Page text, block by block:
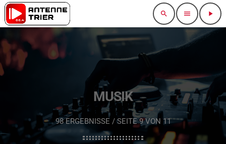
search menu play_arrow
MUSIK
98 ERGEBNISSE / SEITE 9 VON 11